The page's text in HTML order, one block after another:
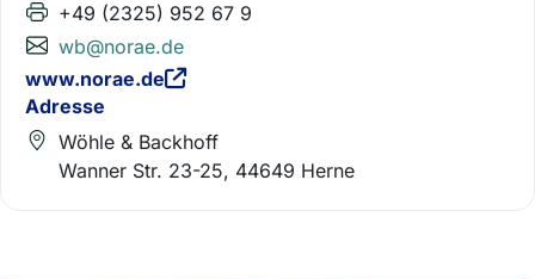
+49 (2325) 952 67 9
wb@norae.de
www.norae.de
Adresse
Wöhle & Backhoff
Wanner Str. 23-25, 44649 Herne